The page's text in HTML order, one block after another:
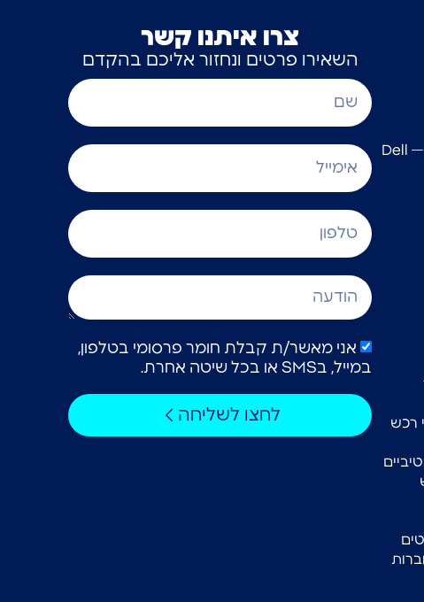
צרו איתנו קשר
השאירו פרטים ונחזור אליכם בהקדם
אני מאשר/ת קבלת חומר פרסומי בטלפון,
במייל, בSMS או בכל שיטה אחרת.
לחצו לשליחה
רכש